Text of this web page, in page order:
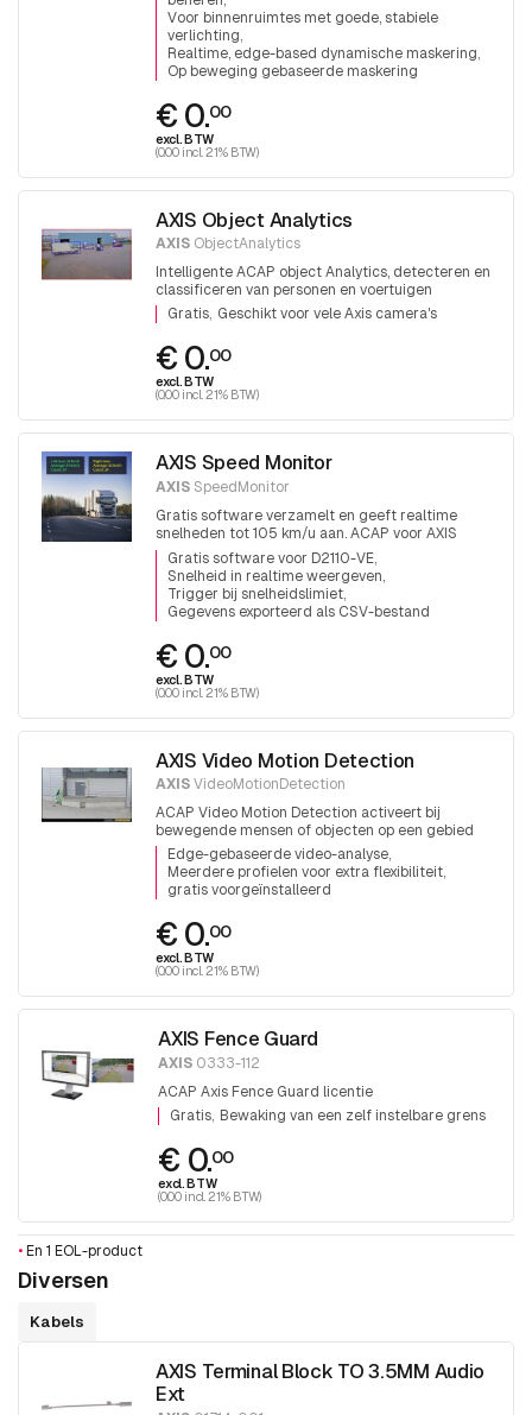
Voor binnenruimtes met goede, stabiele
verlichting
Realtime, edge-based dynamische maskering
Op beweging gebaseerde maskering
€ 0.00
excl. BTW
(0.00 incl. 21% BTW)
AXIS Object Analytics
AXIS ObjectAnalytics
Intelligente ACAP object Analytics, detecteren en
classificeren van personen en voertuigen
Gratis Geschikt voor vele Axis camera's
€ 0.00
excl. BTW
(0.00 incl. 21% BTW)
AXIS Speed Monitor
AXIS SpeedMonitor
Gratis software verzamelt en geeft realtime
snelheden tot 105 km/u aan. ACAP voor AXIS
D2110-VE radar
Gratis software voor D2110-VE
Snelheid in realtime weergeven
Trigger bij snelheidslimiet
Gegevens exporteerd als CSV-bestand
€ 0.00
excl. BTW
(0.00 incl. 21% BTW)
AXIS Video Motion Detection
AXISVideoMotionDetection
ACAP Video Motion Detection activeert bij
bewegende mensen of objecten op een gebied
Edge-gebaseerde video-analyse
Meerdere profielen voor extra flexibiliteit
gratis voorgeïnstalleerd
€ 0.00
excl. BTW
(0.00 incl. 21% BTW)
AXIS Fence Guard
AXIS 0333-112
ACAP Axis Fence Guard licentie
Gratis Bewaking van een zelf instelbare grens
€ 0.00
excl. BTW
(0.00 incl. 21% BTW)
• En 1 EOL-product
Diversen
Kabels
AXIS Terminal Block TO 3.5MM Audio
Ext